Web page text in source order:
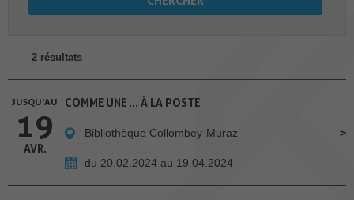
2 résultats
JUSQU'AU
19
AVR.
COMME UNE … À LA POSTE
Bibliothèque Collombey-Muraz
du 20.02.2024 au 19.04.2024